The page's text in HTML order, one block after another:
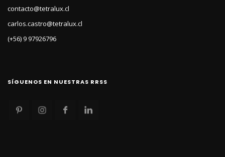
contacto@tetralux.cl
carlos.castro@tetralux.cl
(+56) 9 97926796
SÍGUENOS EN NUESTRAS RRSS